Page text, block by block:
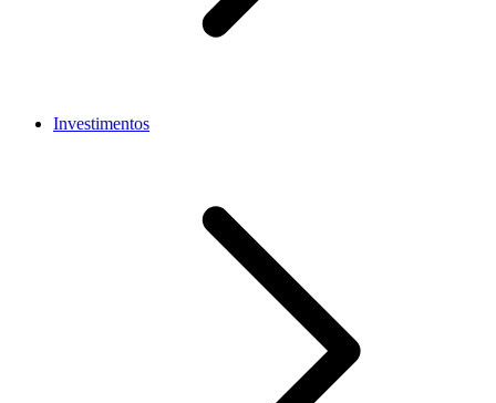
Investimentos